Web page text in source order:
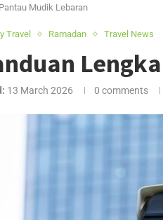
Mudik Lebaran
Travel Ramadan Travel News
13 March 2026 0 comments